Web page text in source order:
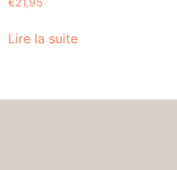
€21,95
Lire la suite